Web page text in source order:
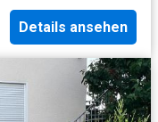
Details ansehen